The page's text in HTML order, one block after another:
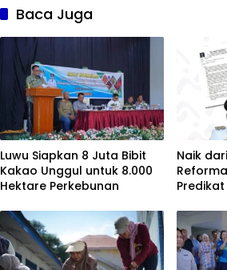
Baca Juga
Luwu Siapkan 8 Juta Bibit
Kakao Unggul untuk 8.000
Hektare Perkebunan
Naik